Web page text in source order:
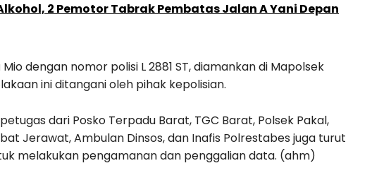
2 Pemotor Tabrak Pembatas Jalan A Yani Depan
dengan nomor polisi L 2881 ST, diamankan di Mapolsek
ini ditangani oleh pihak kepolisian.
dari Posko Terpadu Barat, TGC Barat, Polsek Pakal,
Jerawat, Ambulan Dinsos, dan Inafis Polrestabes juga turut
melakukan pengamanan dan penggalian data. (ahm)